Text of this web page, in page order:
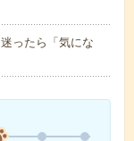
ったら「気にな